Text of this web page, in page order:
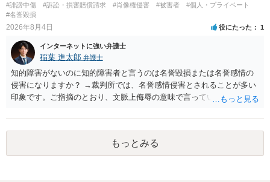
#誹謗中傷 #訴訟・損害賠償請求 #肖像権侵害 #被害者
#個人・プライベート
#名誉毀損
2026年8月4日 役にたった 1
インターネットに強い弁護士
稲葉 進太郎 弁護士
知的障害がないのに知的障害者と言うのは名誉毀損または名誉感情の
侵害になりますか？ →裁判所では、名誉感情侵害とされることが多い
印象です。ご指摘のとおり、文脈上侮辱の意味で言っている点も加味
もっとみる